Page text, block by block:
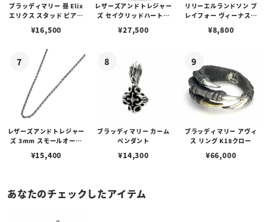
ブラッディマリー 昼 Elix
エリクス スタッド ピアス
¥16,500
レザーズアンドトレジャー
ズ セイクリッドハートピ
¥27,500
リリーエルランドソン プ
レイフォー ヴィーナスチ
¥8,800
レザーズアンドトレジャー
ズ 3mm スモールオーバ
ブスタークラスプ＆LTロ
¥15,400
ブラッディマリー カーム
ペンダント
¥14,300
ブラッディマリー アヴィ
ス リング K18クロー
¥66,000
あなたのチェックしたアイテム